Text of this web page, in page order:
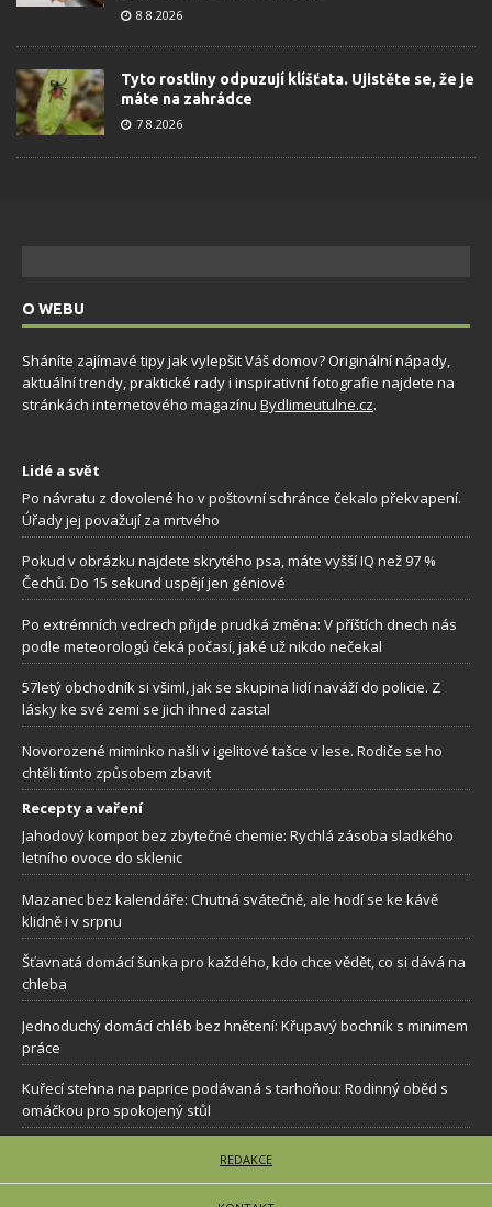
8.8.2026
Tyto rostliny odpuzují klíšťata. Ujistěte se, že je
máte na zahrádce
7.8.2026
O WEBU
Sháníte zajímavé tipy jak vylepšit Váš domov? Originální nápady,
aktuální trendy, praktické rady i inspirativní fotografie najdete na
stránkách internetového magazínu Bydlimeutulne.cz.
Lidé a svět
Po návratu z dovolené ho v poštovní schránce čekalo překvapení.
Úřady jej považují za mrtvého
Pokud v obrázku najdete skrytého psa, máte vyšší IQ než 97 %
Čechů. Do 15 sekund uspějí jen géniové
Po extrémních vedrech přijde prudká změna: V příštích dnech nás
podle meteorologů čeká počasí, jaké už nikdo nečekal
57letý obchodník si všiml, jak se skupina lidí naváží do policie. Z
lásky ke své zemi se jich ihned zastal
Novorozené miminko našli v igelitové tašce v lese. Rodiče se ho
chtěli tímto způsobem zbavit
Recepty a vaření
Jahodový kompot bez zbytečné chemie: Rychlá zásoba sladkého
letního ovoce do sklenic
Mazanec bez kalendáře: Chutná svátečně, ale hodí se ke kávě
klidně i v srpnu
Šťavnatá domácí šunka pro každého, kdo chce vědět, co si dává na
chleba
Jednoduchý domácí chléb bez hnětení: Křupavý bochník s minimem
práce
Kuřecí stehna na paprice podávaná s tarhoňou: Rodinný oběd s
omáčkou pro spokojený stůl
REDAKCE